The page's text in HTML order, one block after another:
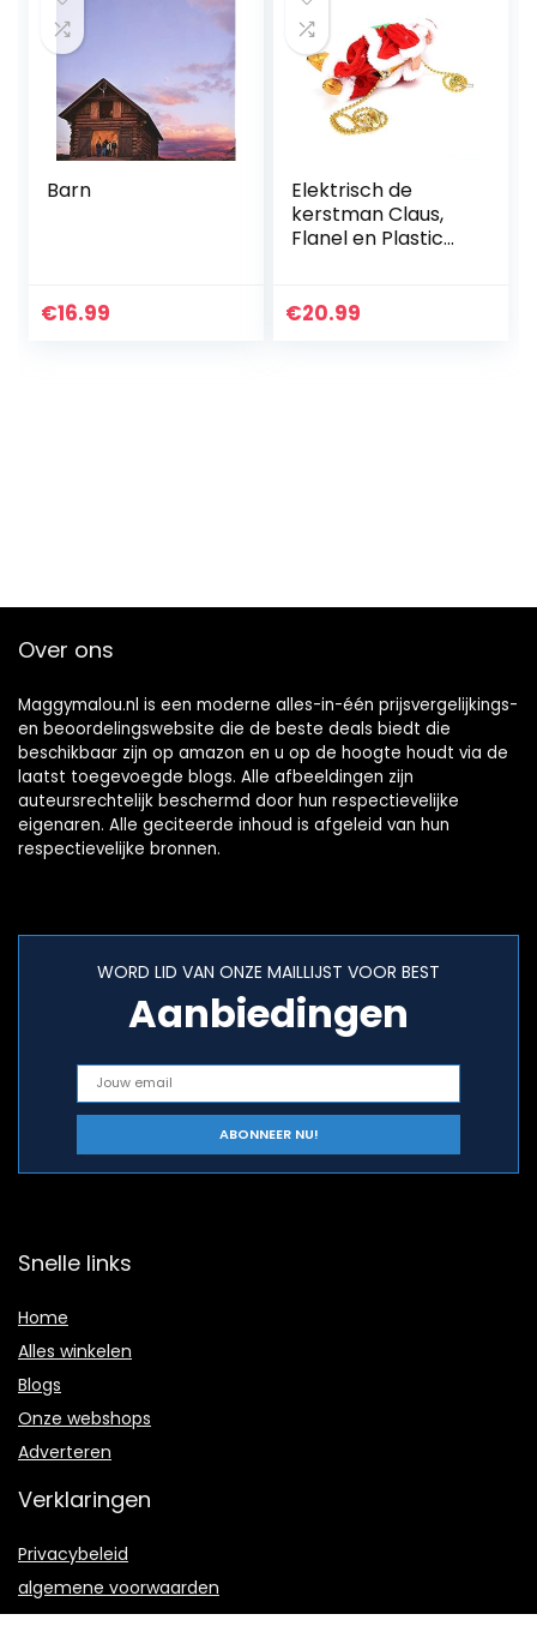
Barn
€16.99
Elektrisch de
kerstman Claus,
Flanel en Plastic
Ontwerp voor
€20.99
Over ons
Maggymalou.nl is een moderne alles-in-één prijsvergelijkings-
en beoordelingswebsite die de beste deals biedt die
beschikbaar zijn op amazon en u op de hoogte houdt via de
laatst toegevoegde blogs. Alle afbeeldingen zijn
auteursrechtelijk beschermd door hun respectievelijke
eigenaren. Alle geciteerde inhoud is afgeleid van hun
respectievelijke bronnen.
WORD LID VAN ONZE MAILLIJST VOOR BEST
Aanbiedingen
Snelle links
Home
Alles winkelen
Blogs
Onze webshops
Adverteren
Verklaringen
Privacybeleid
algemene voorwaarden
Gelieerde openbaarmaking